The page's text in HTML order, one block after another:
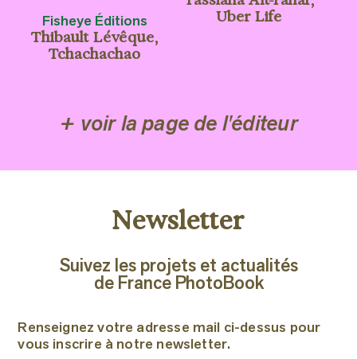
Fisheye Éditions
Thibault Lévêque,
Tchachachao
Uber Life
+ voir la page de l'éditeur
Newsletter
Suivez les projets et actualités
de France PhotoBook
Renseignez votre adresse mail ci-dessus pour
vous inscrire à notre newsletter.